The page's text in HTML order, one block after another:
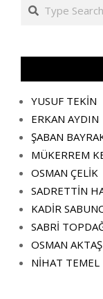
Search
YUSUF TEKİN
ERKAN AYDIN
ŞABAN
MÜKERREM
OSMAN ÇELİK
SADRETTİN
KADİR
SABRİ
OSMAN AKTAŞ
NİHAT TEMEL